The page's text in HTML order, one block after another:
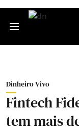
Dinheiro Vivo
Fintech
tem mais